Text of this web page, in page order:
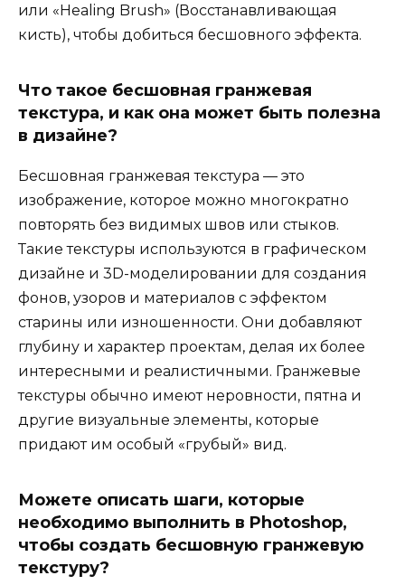
или «Healing Brush» (Восстанавливающая
кисть), чтобы добиться бесшовного эффекта.
Что такое бесшовная гранжевая
текстура, и как она может быть полезна
в дизайне?
Бесшовная гранжевая текстура — это
изображение, которое можно многократно
повторять без видимых швов или стыков.
Такие текстуры используются в графическом
дизайне и 3D-моделировании для создания
фонов, узоров и материалов с эффектом
старины или изношенности. Они добавляют
глубину и характер проектам, делая их более
интересными и реалистичными. Гранжевые
текстуры обычно имеют неровности, пятна и
другие визуальные элементы, которые
придают им особый «грубый» вид.
Можете описать шаги, которые
необходимо выполнить в Photoshop,
чтобы создать бесшовную гранжевую
текстуру?